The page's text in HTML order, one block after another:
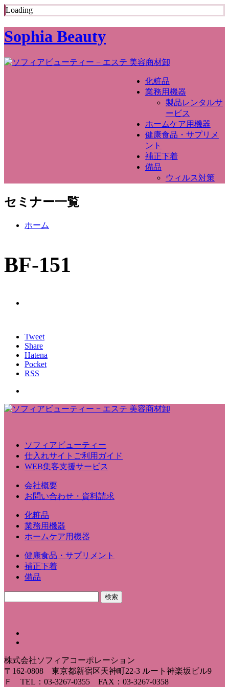
Loading
Sophia Beauty
化粧品
業務用機器
製品レンタルサ
ービス
ホームケア用機器
健康食品・サプリメ
ント
補正下着
備品
ウィルス対策
セミナー一覧
ホーム
BF-151
Tweet
Share
Hatena
Pocket
RSS
ソフィアビューティー
仕入れサイトご利用ガイド
WEB集客支援サービス
会社概要
お問い合わせ・資料請求
化粧品
業務用機器
ホームケア用機器
健康食品・サプリメント
補正下着
備品
株式会社ソフィアコーポレーション
〒162-0808 東京都新宿区天神町22-3 ルート神楽坂ビル9
Ｆ TEL：03-3267-0355 FAX：03-3267-0358